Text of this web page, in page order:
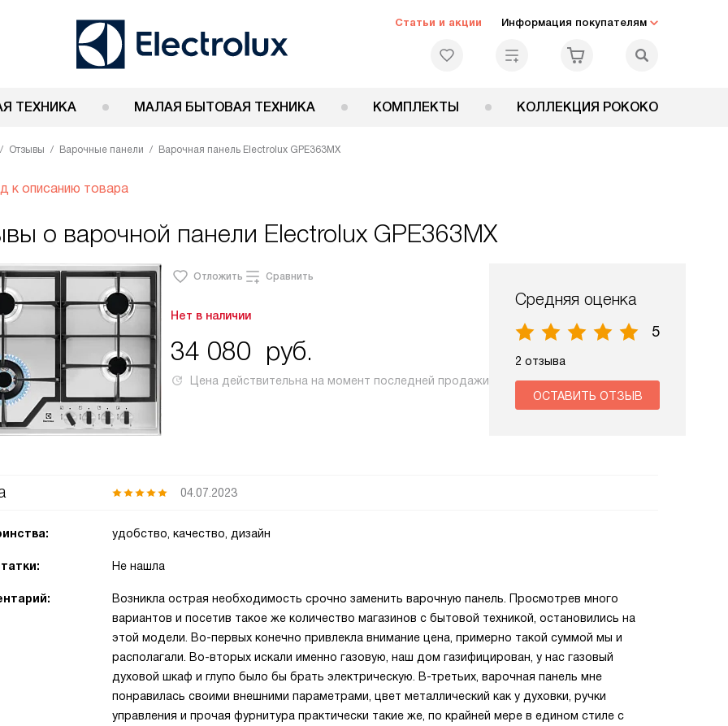
Статьи и акции Информация покупателям
ТЕХНИКА МАЛАЯ БЫТОВАЯ ТЕХНИКА КОМПЛЕКТЫ КОЛЛЕКЦИЯ РОКОКО
Отзывы Варочные панели Варочная панель Electrolux GPE363MX
к описанию товара
о варочной панели Electrolux GPE363MX
Отложить Сравнить
Нет в наличии
34 080 руб.
Цена действительна на момент последней продажи
Средняя оценка
5
2 отзыва
ОСТАВИТЬ ОТЗЫВ
04.07.2023
удобство, качество, дизайн
Не нашла
Возникла острая необходимость срочно заменить варочную панель. Просмотрев много
вариантов и посетив такое же количество магазинов с бытовой техникой, остановились на
этой модели. Во-первых конечно привлекла внимание цена, примерно такой суммой мы и
располагали. Во-вторых искали именно газовую, наш дом газифицирован, у нас газовый
духовой шкаф и глупо было бы брать электрическую. В-третьих, варочная панель мне
понравилась своими внешними параметрами, цвет металлический как у духовки, ручки
управления и прочая фурнитура практически такие же, по крайней мере в едином стиле с